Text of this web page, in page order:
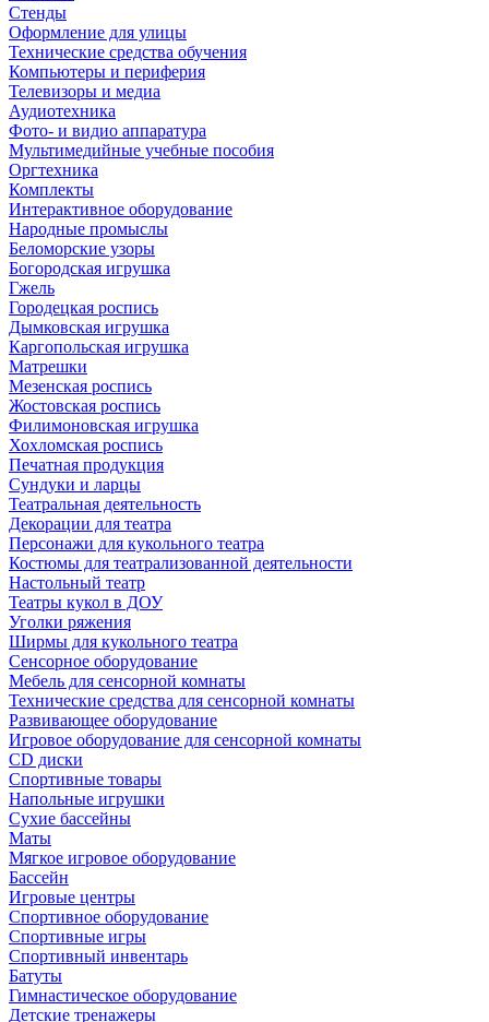
Стенды
Оформление для улицы
Технические средства обучения
Компьютеры и периферия
Телевизоры и медиа
Аудиотехника
Фото- и видио аппаратура
Мультимедийные учебные пособия
Оргтехника
Комплекты
Интерактивное оборудование
Народные промыслы
Беломорские узоры
Богородская игрушка
Гжель
Городецкая роспись
Дымковская игрушка
Каргопольская игрушка
Матрешки
Мезенская роспись
Жостовская роспись
Филимоновская игрушка
Хохломская роспись
Печатная продукция
Сундуки и ларцы
Театральная деятельность
Декорации для театра
Персонажи для кукольного театра
Костюмы для театрализованной деятельности
Настольный театр
Театры кукол в ДОУ
Уголки ряжения
Ширмы для кукольного театра
Сенсорное оборудование
Мебель для сенсорной комнаты
Технические средства для сенсорной комнаты
Развивающее оборудование
Игровое оборудование для сенсорной комнаты
CD диски
Спортивные товары
Напольные игрушки
Сухие бассейны
Маты
Мягкое игровое оборудование
Бассейн
Игровые центры
Спортивное оборудование
Спортивные игры
Спортивный инвентарь
Батуты
Гимнастическое оборудование
Детские тренажеры